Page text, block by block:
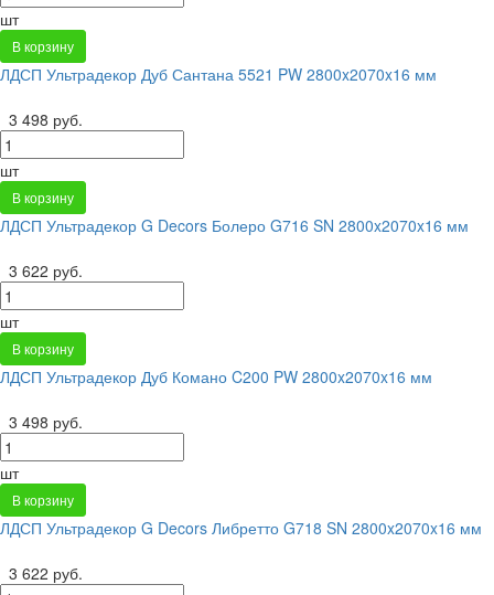
шт
В корзину
ЛДСП Ультрадекор Дуб Сантана 5521 PW 2800x2070x16 мм
3 498 руб.
шт
В корзину
ЛДСП Ультрадекор G Decors Болеро G716 SN 2800x2070x16 мм
3 622 руб.
шт
В корзину
ЛДСП Ультрадекор Дуб Комано C200 PW 2800x2070x16 мм
3 498 руб.
шт
В корзину
ЛДСП Ультрадекор G Decors Либретто G718 SN 2800x2070x16 мм
3 622 руб.